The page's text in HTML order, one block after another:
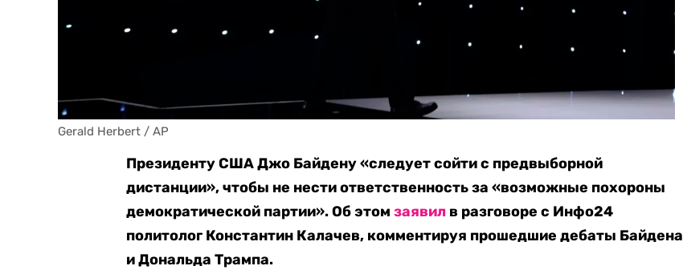
Gerald Herbert / AP
Президенту США Джо Байдену «следует сойти с предвыборной
дистанции», чтобы не нести ответственность за «возможные похороны
демократической партии». Об этомзаявил в разговоре с Инфо24
политолог Константин Калачев, комментируя прошедшие дебаты Байдена
и Дональда Трампа.